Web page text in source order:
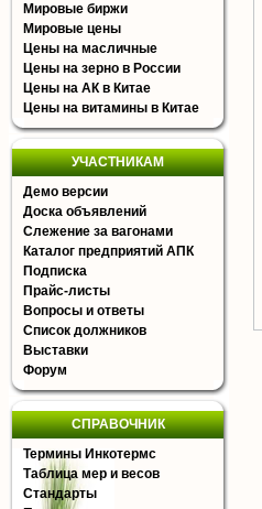
Мировые биржи
Мировые цены
Цены на масличные
Цены на зерно в России
Цены на АК в Китае
Цены на витамины в Китае
УЧАСТНИКАМ
Демо версии
Доска объявлений
Слежение за вагонами
Каталог предприятий АПК
Подписка
Прайс-листы
Вопросы и ответы
Список должников
Выставки
Форум
СПРАВОЧНИК
Термины Инкотермс
Таблица мер и весов
Стандарты